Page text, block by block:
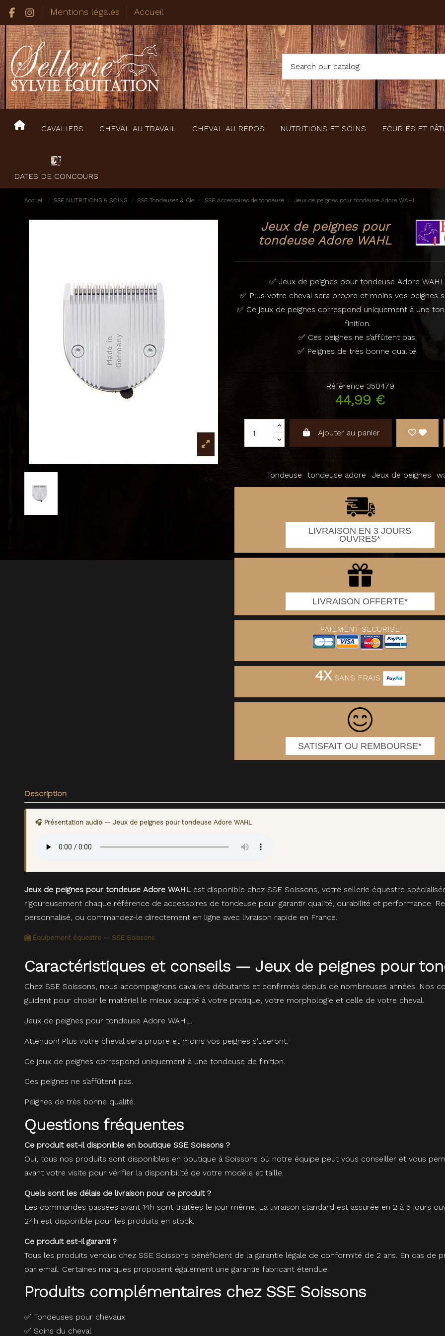
Mentions légales Accueil
CAVALIERS CHEVAL AU TRAVAIL CHEVAL AU REPOS NUTRITIONS ET SOINS ECURIES ET
DATES DE CONCOURS
Accueil SSE NUTRITIONS & SOINS SSE Tondeuses & Cie SSE Accessoires de tondeuse Jeux de peignes pour tondeuse Adore WAHL
Jeux de peignes pour
tondeuse Adore WAHL
✅ Jeux de peignes pour tondeuse Adore
✅ Plus votre cheval sera propre et moins vos peignes
✅ Ce jeux de peignes correspond uniquement à une
finition.
✅ Ces peignes ne s’affûtent pas.
✅ Peignes de très bonne qualité.
Référence 350479
44,99 €
Ajouter au panier
Tondeuse tondeuse adore Jeux de peignes
LIVRAISON EN 3 JOURS
OUVRES*
LIVRAISON OFFERTE*
PAIEMENT SECURISE
4XSANS FRAIS
SATISFAIT OU REMBOURSE*
Description
🎧 Présentation audio — Jeux de peignes pour tondeuse Adore WAHL
Jeux de peignes pour tondeuse Adore WAHL est disponible chez SSE Soissons, votre sellerie équestre
rigoureusement chaque référence de accessoires de tondeuse pour garantir qualité, durabilité et performance.
personnalisé, ou commandez-le directement en ligne avec livraison rapide en France.
🎦 Équipement équestre — SSE Soissons
Caractéristiques et conseils — Jeux de peignes pour
Chez SSE Soissons, nous accompagnons cavaliers débutants et confirmés depuis de nombreuses années. Nos
guident pour choisir le matériel le mieux adapté à votre pratique, votre morphologie et celle de votre cheval.
Jeux de peignes pour tondeuse Adore WAHL.
Attention! Plus votre cheval sera propre et moins vos peignes s'useront.
Ce jeux de peignes correspond uniquement à une tondeuse de finition.
Ces peignes ne s’affûtent pas.
Peignes de très bonne qualité.
Questions fréquentes
Ce produit est-il disponible en boutique SSE Soissons ?
Oui, tous nos produits sont disponibles en boutique à Soissons où notre équipe peut vous conseiller et vous
avant votre visite pour vérifier la disponibilité de votre modèle et taille.
Quels sont les délais de livraison pour ce produit ?
Les commandes passées avant 14h sont traitées le jour même. La livraison standard est assurée en 2 à 5 jours
24h est disponible pour les produits en stock.
Ce produit est-il garanti ?
Tous les produits vendus chez SSE Soissons bénéficient de la garantie légale de conformité de 2 ans. En cas
par email. Certaines marques proposent également une garantie fabricant étendue.
Produits complémentaires chez SSE Soissons
✅ Tondeuses pour chevaux
✅ Soins du cheval